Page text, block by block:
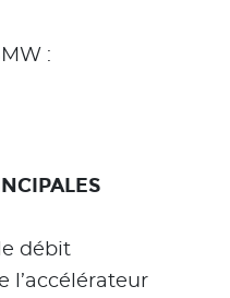
:
débit
l’accélérateur